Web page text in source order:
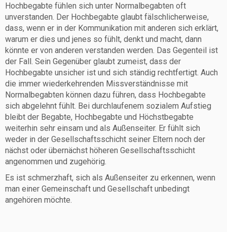
Hochbegabte fühlen sich unter Normalbegabten oft
unverstanden. Der Hochbegabte glaubt fälschlicherweise,
dass, wenn er in der Kommunikation mit anderen sich erklärt,
warum er dies und jenes so fühlt, denkt und macht, dann
könnte er von anderen verstanden werden. Das Gegenteil ist
der Fall. Sein Gegenüber glaubt zumeist, dass der
Hochbegabte unsicher ist und sich ständig rechtfertigt. Auch
die immer wiederkehrenden Missverständnisse mit
Normalbegabten können dazu führen, dass Hochbegabte
sich abgelehnt fühlt. Bei durchlaufenem sozialem Aufstieg
bleibt der Begabte, Hochbegabte und Höchstbegabte
weiterhin sehr einsam und als Außenseiter. Er fühlt sich
weder in der Gesellschaftsschicht seiner Eltern noch der
nächst oder übernächst höheren Gesellschaftsschicht
angenommen und zugehörig.
Es ist schmerzhaft, sich als Außenseiter zu erkennen, wenn
man einer Gemeinschaft und Gesellschaft unbedingt
angehören möchte.